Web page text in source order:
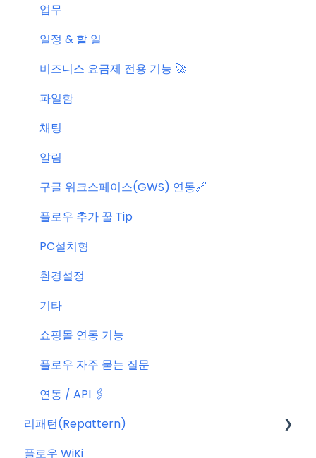
업무
일정 & 할 일
비즈니스 요금제 전용 기능 🚀
파일함
채팅
알림
구글 워크스페이스(GWS) 연동🔗
플로우 추가 꿀 Tip
PC설치형
환경설정
기타
쇼핑몰 연동 기능
플로우 자주 묻는 질문
연동 / API 🖇️
리패턴(Repattern)
리패턴(Repattern) (NEW)
플로우 WiKi